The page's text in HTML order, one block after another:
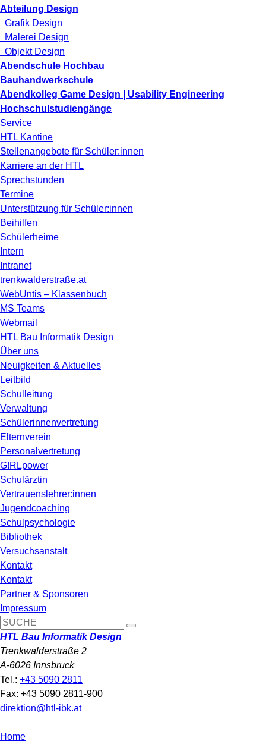
Abteilung Design
Grafik Design
Malerei Design
Objekt Design
Abendschule Hochbau
Bauhandwerkschule
Abendkolleg Game Design | Usability Engineering
Hochschulstudiengänge
Service
HTL Kantine
Stellenangebote für Schüler:innen
Karriere an der HTL
Sprechstunden
Termine
Unterstützung für Schüler:innen
Beihilfen
Schülerheime
Intern
Intranet
trenkwalderstraße.at
WebUntis – Klassenbuch
MS Teams
Webmail
HTL Bau Informatik Design
Über uns
Neuigkeiten & Aktuelles
Leitbild
Schulleitung
Verwaltung
Schülerinnenvertretung
Elternverein
Personalvertretung
G!RLpower
Schulärztin
Vertrauenslehrer:innen
Jugendcoaching
Schulpsychologie
Bibliothek
Versuchsanstalt
Kontakt
Kontakt
Partner & Sponsoren
Impressum
HTL Bau Informatik Design
Trenkwalderstraße 2
A-6026 Innsbruck
Tel.: +43 5090 2811
Fax: +43 5090 2811-900
direktion@htl-ibk.at
Home